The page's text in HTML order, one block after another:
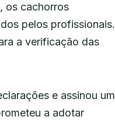
os cachorros
pelos profissionais.
a verificação das
e assinou um
a adotar